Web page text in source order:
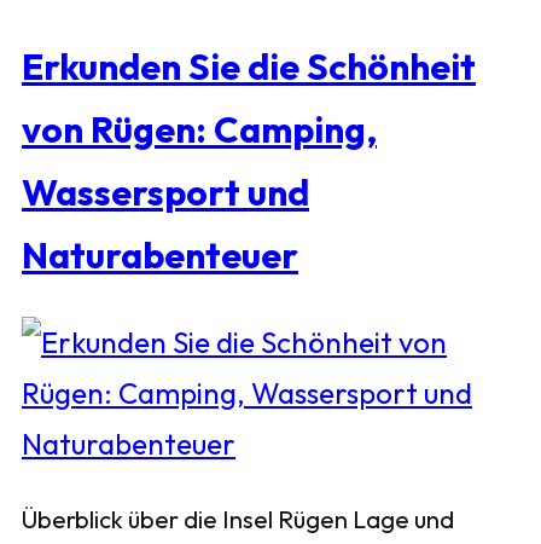
Erkunden Sie die Schönheit
von Rügen: Camping,
Wassersport und
Naturabenteuer
Überblick über die Insel Rügen Lage und